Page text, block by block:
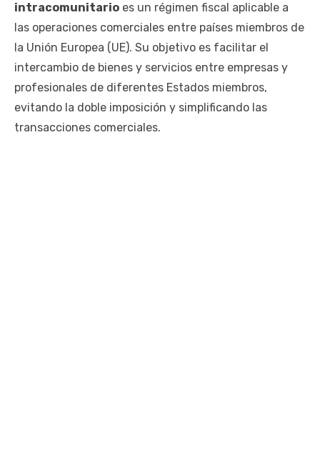
intracomunitario es un régimen fiscal aplicable a
las operaciones comerciales entre países miembros de
la Unión Europea (UE). Su objetivo es facilitar el
intercambio de bienes y servicios entre empresas y
profesionales de diferentes Estados miembros,
evitando la doble imposición y simplificando las
transacciones comerciales.